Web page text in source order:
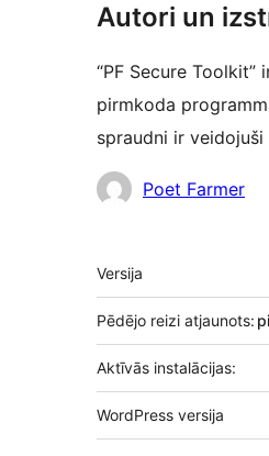
Autori un
“PF Secure Toolkit”
pirmkoda
spraudni ir
Līdzdalībnieki
Poet Farmer
Meta
Versija
Pēdējo reizi atjaunots:
Aktīvās instalācijas:
WordPress versija